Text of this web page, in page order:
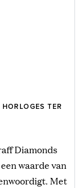
TER
Diamonds
waarde van
Met